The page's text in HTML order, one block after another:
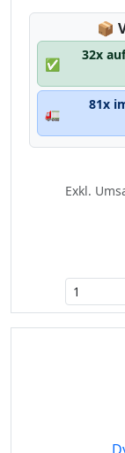
📦
✅
32x
🚛
81x
Exkl.